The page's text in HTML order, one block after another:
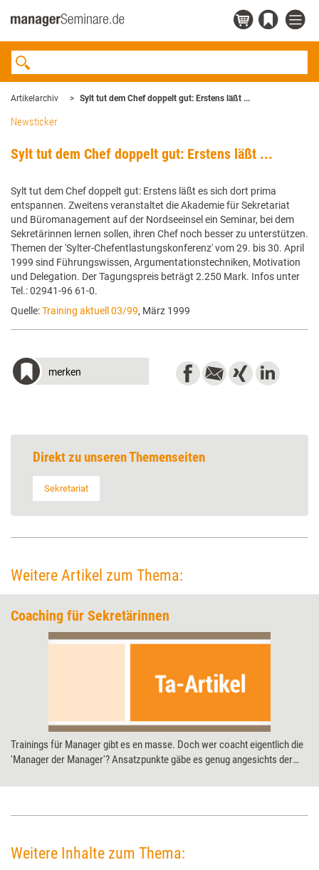
Artikelarchiv Sylt tut dem Chef doppelt gut: Erstens läßt ...
Newsticker
Sylt tut dem Chef doppelt gut: Erstens läßt ...
Sylt tut dem Chef doppelt gut: Erstens läßt es sich dort prima
entspannen. Zweitens veranstaltet die Akademie für Sekretariat
und Büromanagement auf der Nordseeinsel ein Seminar, bei dem
Sekretärinnen lernen sollen, ihren Chef noch besser zu unterstützen.
Themen der 'Sylter-Chefentlastungskonferenz' vom 29. bis 30. April
1999 sind Führungswissen, Argumentationstechniken, Motivation
und Delegation. Der Tagungspreis beträgt 2.250 Mark. Infos unter
Tel.: 02941-96 61-0.
Quelle:Training aktuell 03/99, März 1999
merken
Direkt zu unseren Themenseiten
Sekretariat
Weitere Artikel zum Thema:
Coaching für Sekretärinnen
Trainings für Manager gibt es en masse. Doch wer coacht eigentlich die
'Manager der Manager'? Ansatzpunkte gäbe es genug angesichts der
für Coachs, das noch weitgehend unerschlossen ist. Teil sieben unserer
Weitere Inhalte zum Thema: